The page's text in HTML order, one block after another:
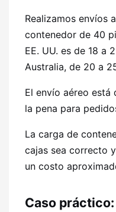
Realizamos envíos
contenedor de 40
EE. UU. es de 18 a
Australia, de 20 a
El envío aéreo está
la pena para
La carga de
cajas sea correcto
un costo
Caso